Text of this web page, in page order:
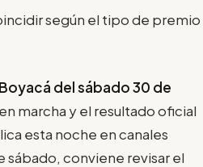
según el tipo de premio
del sábado 30 de
marcha y el resultado oficial
esta noche en canales
sábado, conviene revisar el